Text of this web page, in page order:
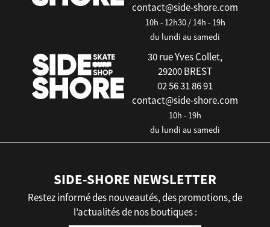
contact@side-shore.com
10h - 12h30 / 14h - 19h
du lundi au samedi
30 rue Yves Collet,
29200 BREST
02 56 31 86 91
contact@side-shore.com
10h - 19h
du lundi au samedi
SIDE-SHORE NEWSLETTER
Restez informé des nouveautés, des promotions, de
l’actualités de nos boutiques :